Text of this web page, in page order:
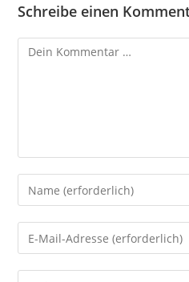
Schreibe einen
Kommentar
Gib
deinen
Namen
oder
Gib
deine
E-